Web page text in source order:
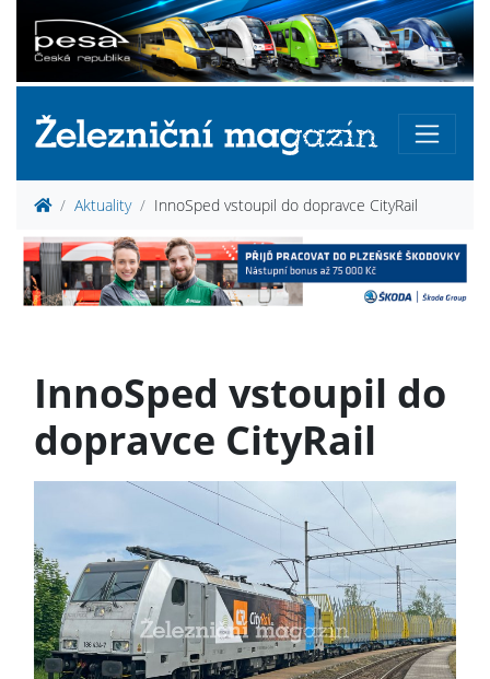
Aktuality InnoSped vstoupil do dopravce CityRail
InnoSped vstoupil do
dopravce CityRail